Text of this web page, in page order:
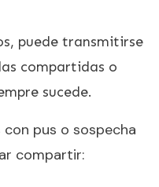
puede transmitirse
compartidas o
sucede.
pus o sospecha
compartir: